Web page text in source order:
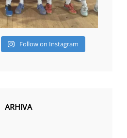
Follow on Instagram
ARHIVA